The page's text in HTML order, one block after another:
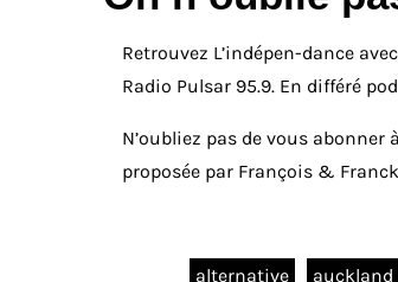
Retrouvez L’indépen-dance
Radio Pulsar 95.9. En différé
N’oubliez pas de vous abonner
proposée par François &
alternative auckland